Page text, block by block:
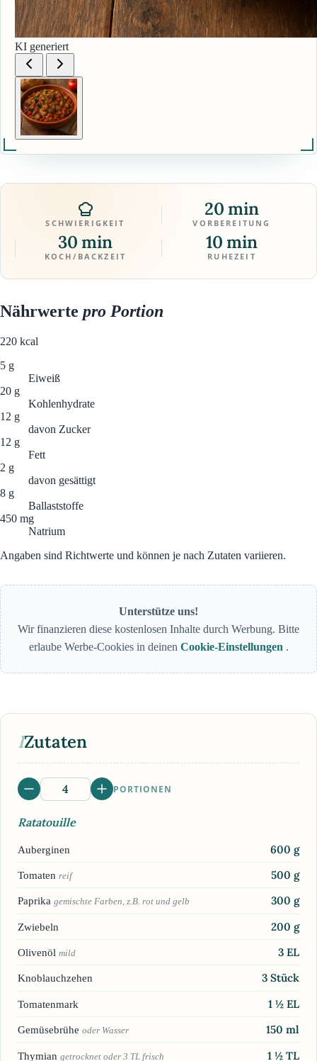
KI generiert
SCHWIERIGKEIT
20 min
VORBEREITUNG
30 min
KOCH/BACKZEIT
10 min
RUHEZEIT
Nährwerte pro Portion
220 kcal
5 g
Eiweiß
20 g
Kohlenhydrate
12 g
davon Zucker
12 g
Fett
2 g
davon gesättigt
8 g
Ballaststoffe
450 mg
Natrium
Angaben sind Richtwerte und können je nach Zutaten variieren.
Unterstütze uns!
Wir finanzieren diese kostenlosen Inhalte durch Werbung. Bitte
erlaube Werbe-Cookies in deinen Cookie-Einstellungen .
IZutaten
PORTIONEN
Ratatouille
Auberginen 600 g
Tomaten reif 500 g
Paprika gemischte Farben, z.B. rot und gelb 300 g
Zwiebeln 200 g
Olivenöl mild 3 EL
Knoblauchzehen 3 Stück
Tomatenmark 1 ½ EL
Gemüsebrühe oder Wasser 150 ml
Thymian getrocknet oder 3 TL frisch 1 ½ TL